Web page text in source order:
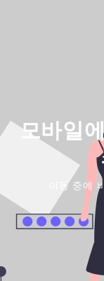
모바일
이동 중에